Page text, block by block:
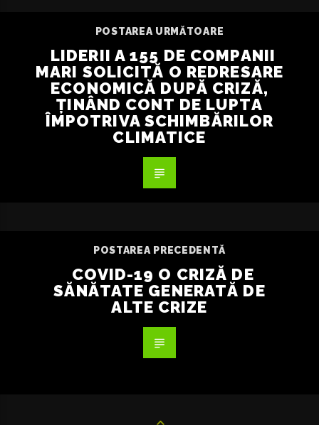
POSTAREA URMĂTOARE
LIDERII A 155 DE COMPANII
MARI SOLICITĂ O REDRESARE
ECONOMICĂ DUPĂ CRIZĂ,
ȚINÂND CONT DE LUPTA
ÎMPOTRIVA SCHIMBĂRILOR
CLIMATICE
POSTAREA PRECEDENTĂ
COVID-19 O CRIZĂ DE
SĂNĂTATE GENERATĂ DE
ALTE CRIZE